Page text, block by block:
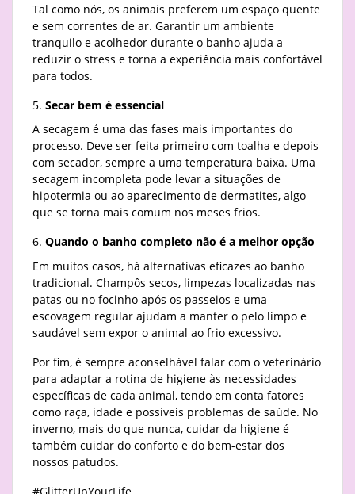
Tal como nós, os animais preferem um espaço quente
e sem correntes de ar. Garantir um ambiente
tranquilo e acolhedor durante o banho ajuda a
reduzir o stress e torna a experiência mais confortável
para todos.
Secar bem é essencial
A secagem é uma das fases mais importantes do
processo. Deve ser feita primeiro com toalha e depois
com secador, sempre a uma temperatura baixa. Uma
secagem incompleta pode levar a situações de
hipotermia ou ao aparecimento de dermatites, algo
que se torna mais comum nos meses frios.
Quando o banho completo não é a melhor opção
Em muitos casos, há alternativas eficazes ao banho
tradicional. Champôs secos, limpezas localizadas nas
patas ou no focinho após os passeios e uma
escovagem regular ajudam a manter o pelo limpo e
saudável sem expor o animal ao frio excessivo.
Por fim, é sempre aconselhável falar com o veterinário
para adaptar a rotina de higiene às necessidades
específicas de cada animal, tendo em conta fatores
como raça, idade e possíveis problemas de saúde. No
inverno, mais do que nunca, cuidar da higiene é
também cuidar do conforto e do bem-estar dos
nossos patudos.